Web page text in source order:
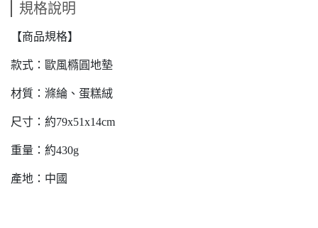
規格說明
【商品規格】
款式：歐風橢圓地墊
材質：滌綸、蛋糕絨
尺寸：約79x51x14cm
重量：約430g
產地：中國